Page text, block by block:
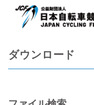
ダウンロード